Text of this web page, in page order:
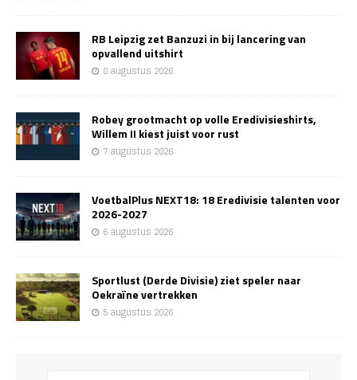
RB Leipzig zet Banzuzi in bij lancering van
opvallend uitshirt
8 augustus 2026
Robey grootmacht op volle Eredivisieshirts,
Willem II kiest juist voor rust
7 augustus 2026
VoetbalPlus NEXT18: 18 Eredivisie talenten voor
2026-2027
6 augustus 2026
Sportlust (Derde Divisie) ziet speler naar
Oekraïne vertrekken
5 augustus 2026